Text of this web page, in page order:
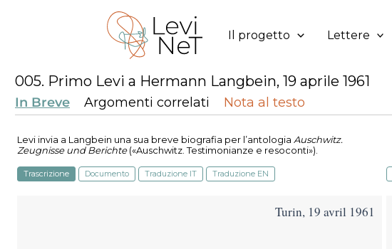
Il progetto Lettere
005. Primo Levi a Hermann Langbein, 19 aprile 1961
In Breve Argomenti correlati Nota al testo
Levi invia a Langbein una sua breve biografia per l’antologia Auschwitz.
Zeugnisse und Berichte(«Auschwitz. Testimonianze e resoconti»).
Trascrizione Documento Traduzione IT Traduzione EN
Turin, 19 avril 1961